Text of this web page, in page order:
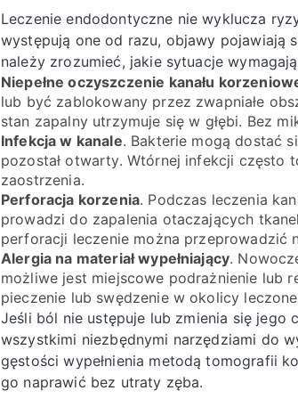
Leczenie endodontyczne nie wyklucza
występują one od razu, objawy pojawiają
należy zrozumieć, jakie sytuacje
Niepełne oczyszczenie kanału
lub być zablokowany przez zwapniałe
stan zapalny utrzymuje się w głębi. Bez
Infekcja w kanale. Bakterie mogą dostać
pozostał otwarty. Wtórnej infekcji często
zaostrzenia.
Perforacja korzenia. Podczas leczenia
prowadzi do zapalenia otaczających
perforacji leczenie można przeprowadzić
Alergia na materiał wypełniający.
możliwe jest miejscowe podrażnienie lub
pieczenie lub swędzenie w okolicy
Jeśli ból nie ustępuje lub zmienia się jego
wszystkimi niezbędnymi narzędziami do
gęstości wypełnienia metodą tomografii
go naprawić bez utraty zęba.